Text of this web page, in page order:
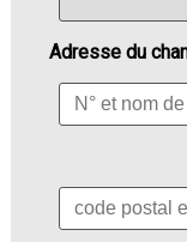
Adresse du